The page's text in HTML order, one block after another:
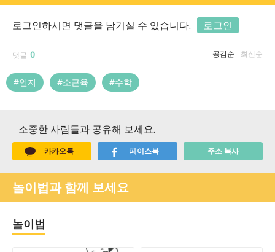
로그인하시면 댓글을 남기실 수 있습니다. 로그인
댓글 0 공감순 최신순
#인지 #소근육 #수학
소중한 사람들과 공유해 보세요.
카카오톡 페이스북 주소 복사
놀이법과 함께 보세요
놀이법